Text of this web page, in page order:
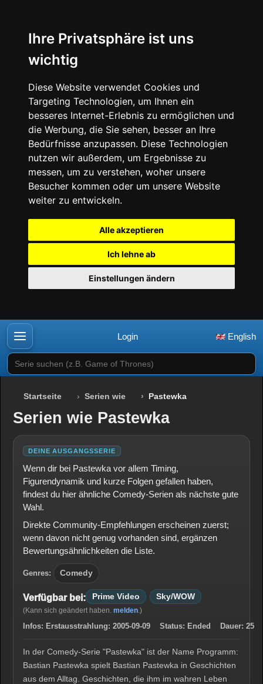
Ihre Privatsphäre ist uns
wichtig
Diese Website verwendet Cookies und
Targeting Technologien, um Ihnen ein
besseres Internet-Erlebnis zu ermöglichen und
die Werbung, die Sie sehen, besser an Ihre
Bedürfnisse anzupassen. Diese Technologien
nutzen wir außerdem, um Ergebnisse zu
messen, um zu verstehen, woher unsere
Besucher kommen oder um unsere Website
weiter zu entwickeln.
Alle akzeptieren
Ich lehne ab
Einstellungen ändern
Login English
Serie suchen (z.B. Game of Thrones)
Startseite Serien wie Pastewka
Serien wie Pastewka
DEINE AUSGANGSSERIE
Wenn dir bei Pastewka vor allem Timing,
Figurendynamik und kurze Folgen gefallen haben,
findest du hier ähnliche Comedy-Serien als nächste gute
Wahl.
Direkte Community-Empfehlungen erscheinen zuerst;
wenn davon nicht genug vorhanden sind, ergänzen
Bewertungsähnlichkeiten die Liste.
Genres: Comedy
Verfügbar bei: Prime Video Sky/WOW
(Kann sich geändert haben. melden.)
Infos: Erstausstrahlung: 2005-09-09 Status: Ended Dauer: 25
In der Comedy-Serie "Pastewka" ist der Name Programm:
Bastian Pastewka spielt Bastian Pastewka in Geschichten
aus dem Alltag. Geschichten, die ihm im wahren Leben